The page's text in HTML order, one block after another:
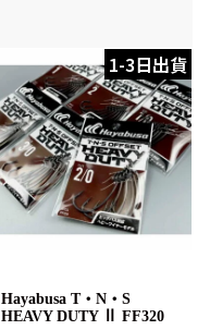
1-3日出貨
Hayabusa T・N・S
HEAVY DUTY Ⅱ FF320